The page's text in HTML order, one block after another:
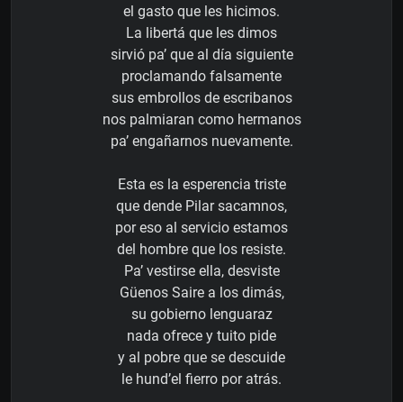
el gasto que les hicimos.
La libertá que les dimos
sirvió pa’ que al día siguiente
proclamando falsamente
sus embrollos de escribanos
nos palmiaran como hermanos
pa’ engañarnos nuevamente.
Esta es la esperencia triste
que dende Pilar sacamnos,
por eso al servicio estamos
del hombre que los resiste.
Pa’ vestirse ella, desviste
Güenos Saire a los dimás,
su gobierno lenguaraz
nada ofrece y tuito pide
y al pobre que se descuide
le hund’el fierro por atrás.